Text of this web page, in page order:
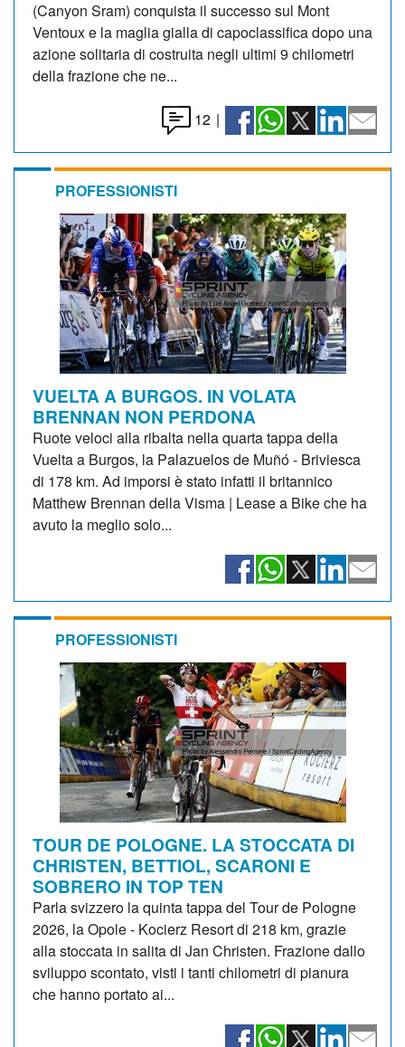
(Canyon Sram) conquista il successo sul Mont
Ventoux e la maglia gialla di capoclassifica dopo una
azione solitaria di costruita negli ultimi 9 chilometri
della frazione che ne...
12 |
PROFESSIONISTI
VUELTA A BURGOS. IN VOLATA
BRENNAN NON PERDONA
Ruote veloci alla ribalta nella quarta tappa della
Vuelta a Burgos, la Palazuelos de Muñó - Briviesca
di 178 km. Ad imporsi è stato infatti il britannico
Matthew Brennan della Visma | Lease a Bike che ha
avuto la meglio solo...
PROFESSIONISTI
TOUR DE POLOGNE. LA STOCCATA DI
CHRISTEN, BETTIOL, SCARONI E
SOBRERO IN TOP TEN
Parla svizzero la quinta tappa del Tour de Pologne
2026, la Opole - Kocierz Resort di 218 km, grazie
alla stoccata in salita di Jan Christen. Frazione dallo
sviluppo scontato, visti i tanti chilometri di pianura
che hanno portato ai...